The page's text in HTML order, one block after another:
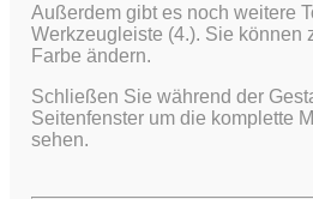
Außerdem gibt es noch weitere
Werkzeugleiste (4.). Sie können
Farbe ändern.
Schließen Sie während der
Seitenfenster um die komplette
sehen.